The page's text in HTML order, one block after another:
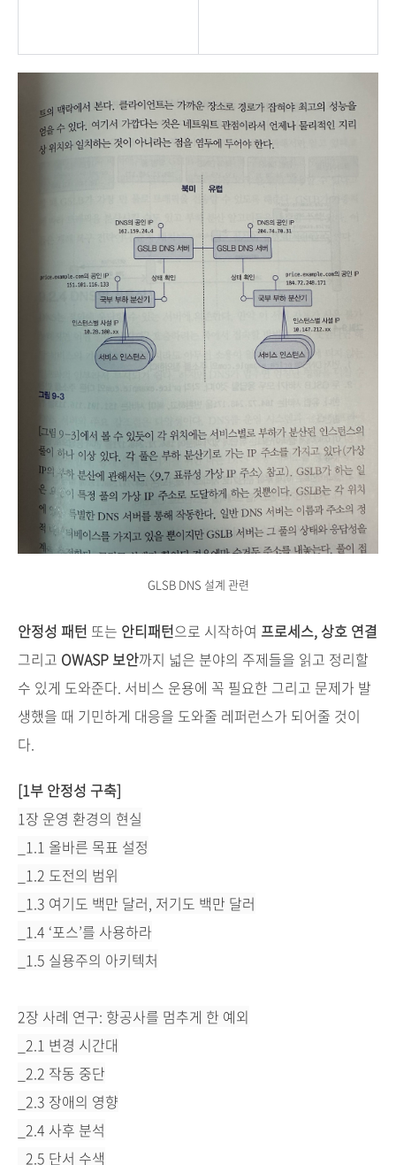
GLSB DNS 설계 관련
안정성 패턴 또는 안티패턴으로 시작하여 프로세스, 상호 연결
그리고 OWASP 보안까지 넓은 분야의 주제들을 읽고 정리할
수 있게 도와준다. 서비스 운용에 꼭 필요한 그리고 문제가 발
생했을 때 기민하게 대응을 도와줄 레퍼런스가 되어줄 것이
다.
[1부 안정성 구축]
1장 운영 환경의 현실
_1.1 올바른 목표 설정
_1.2 도전의 범위
_1.3 여기도 백만 달러, 저기도 백만 달러
_1.4 ‘포스’를 사용하라
_1.5 실용주의 아키텍처
2장 사례 연구: 항공사를 멈추게 한 예외
_2.1 변경 시간대
_2.2 작동 중단
_2.3 장애의 영향
_2.4 사후 분석
_2.5 단서 수색